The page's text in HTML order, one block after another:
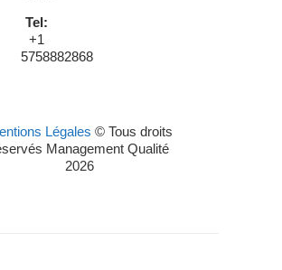
Tel:
+1
5758882868
Légales © Tous droits
Management Qualité
2026